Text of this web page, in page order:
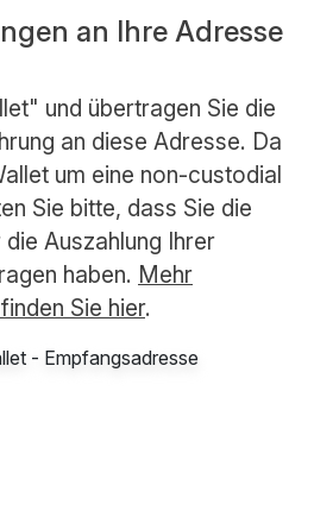
an Ihre Adresse
und übertragen Sie die
an diese Adresse. Da
um eine non-custodial
Sie bitte, dass Sie die
Auszahlung Ihrer
haben. Mehr
Sie hier.